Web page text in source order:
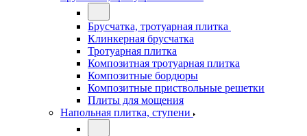
Брусчатка, тротуарная плитка
Клинкерная брусчатка
Тротуарная плитка
Композитная тротуарная плитка
Композитные бордюры
Композитные приствольные решетки
Плиты для мощения
Напольная плитка, ступени